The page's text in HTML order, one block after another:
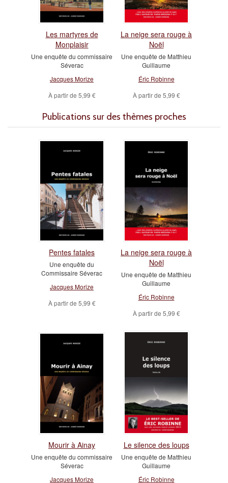
Les martyres de
Monplaisir
Une enquête du commissaire
Séverac
Jacques Morize
À partir de 5,99 €
La neige sera rouge à
Noël
Une enquête de Matthieu
Guillaume
Éric Robinne
À partir de 5,99 €
Publications sur des thèmes proches
Pentes fatales
Une enquête du
Commissaire Séverac
Jacques Morize
À partir de 5,99 €
La neige sera rouge à
Noël
Une enquête de Matthieu
Guillaume
Éric Robinne
À partir de 5,99 €
Mourir à Ainay
Une enquête du commissaire
Séverac
Jacques Morize
Le silence des loups
Une enquête de Matthieu
Guillaume
Éric Robinne